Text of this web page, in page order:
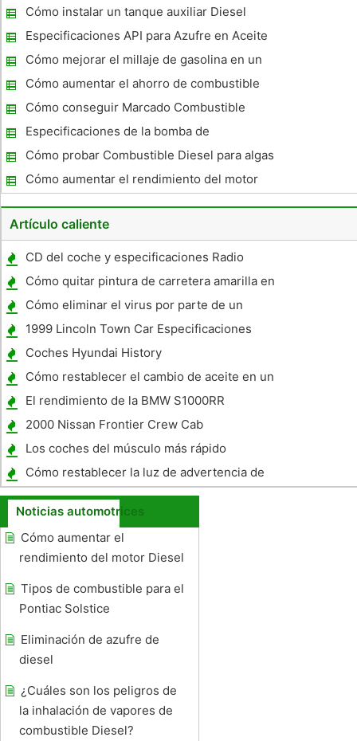
Cómo instalar un tanque auxiliar Diesel
Especificaciones API para Azufre en Aceite
de motor
Cómo mejorar el millaje de gasolina en un
'05 Chevy Diesel
Cómo aumentar el ahorro de combustible
en motores diesel sin anular la garantía
Cómo conseguir Marcado Combustible
Diesel
Especificaciones de la bomba de
combustible Diesel
Cómo probar Combustible Diesel para algas
Cómo aumentar el rendimiento del motor
Diesel
Artículo caliente
CD del coche y especificaciones Radio
Cómo quitar pintura de carretera amarilla en
los huecos de las ruedas de un coche
Cómo eliminar el virus por parte de un
parabrisas
1999 Lincoln Town Car Especificaciones
Coches Hyundai History
Cómo restablecer el cambio de aceite en un
E60 535I
El rendimiento de la BMW S1000RR
2000 Nissan Frontier Crew Cab
Especificaciones cama
Los coches del músculo más rápido
Cómo restablecer la luz de advertencia de
un coche
Noticias automotrices
Cómo aumentar el
rendimiento del motor Diesel
Tipos de combustible para el
Pontiac Solstice
Eliminación de azufre de
diesel
¿Cuáles son los peligros de
la inhalación de vapores de
combustible Diesel?